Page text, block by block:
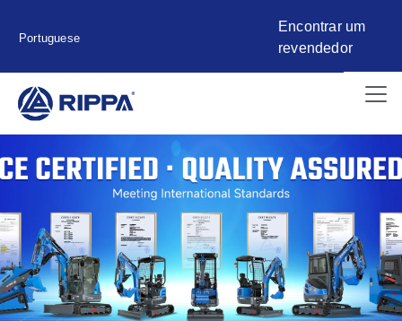
Portuguese
Encontrar um
revendedor